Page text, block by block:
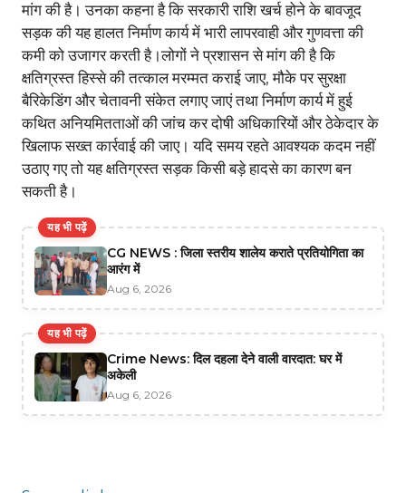
मांग की है। उनका कहना है कि सरकारी राशि खर्च होने के बावजूद
सड़क की यह हालत निर्माण कार्य में भारी लापरवाही और गुणवत्ता की
कमी को उजागर करती है।लोगों ने प्रशासन से मांग की है कि
क्षतिग्रस्त हिस्से की तत्काल मरम्मत कराई जाए, मौके पर सुरक्षा
बैरिकेडिंग और चेतावनी संकेत लगाए जाएं तथा निर्माण कार्य में हुई
कथित अनियमितताओं की जांच कर दोषी अधिकारियों और ठेकेदार के
खिलाफ सख्त कार्रवाई की जाए। यदि समय रहते आवश्यक कदम नहीं
उठाए गए तो यह क्षतिग्रस्त सड़क किसी बड़े हादसे का कारण बन
सकती है।
यह भी पढ़ें
CG NEWS : जिला स्तरीय शालेय कराते प्रतियोगिता का
आरंग में
Aug 6, 2026
यह भी पढ़ें
Crime News: दिल दहला देने वाली वारदात: घर में
अकेली
Aug 6, 2026